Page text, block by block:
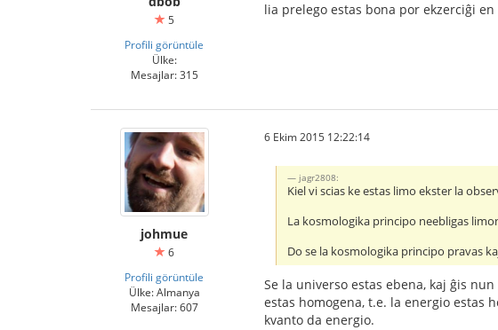
5
Profili görüntüle
Ülke:
Mesajlar: 315
lia prelego estas bona por ekzerciĝi
johmue
6
Profili görüntüle
Ülke: Almanya
Mesajlar: 607
6 Ekim 2015 12:22:14
jagr2808:
Kiel vi scias ke estas limo ekster la
La kosmologika principo neebligas
Do se la kosmologika principo pravas
Se la universo estas ebena, kaj ĝis
estas homogena, t.e. la energio estas
kvanto da energio.